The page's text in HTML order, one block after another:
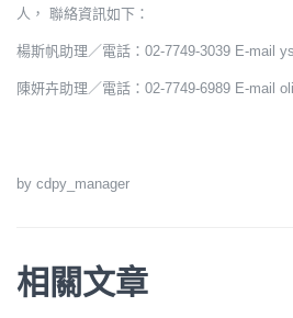
人， 聯絡資訊如下：
楊斯帆助理／電話：02-7749-3039 E-mail
陳妍卉助理／電話：02-7749-6989 E-mail
by cdpy_manager
相關文章